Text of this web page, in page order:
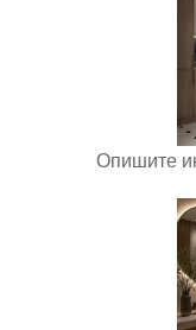
Опишите